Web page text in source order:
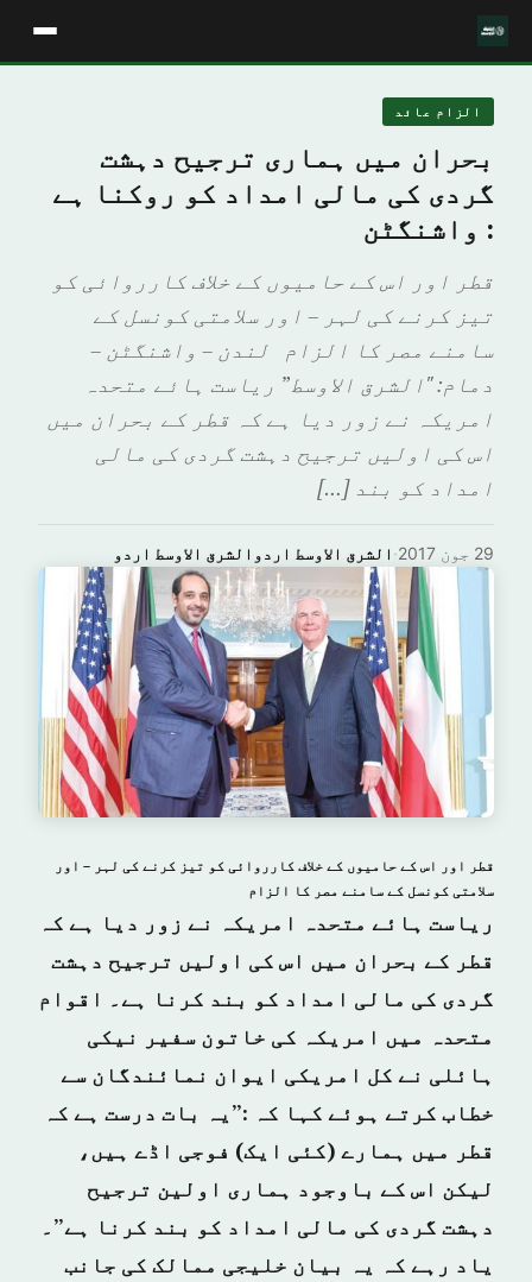
الزام عائد
بحران میں ہماری ترجیح دہشت
گردی کی مالی امداد کو روکنا ہے
: واشنگٹن
قطر اور اس کے حامیوں کے خلاف کارروائی کو
تیز کرنے کی لہر – اور سلامتی کونسل کے
سامنے مصر کا الزام لندن – واشنگٹن –
دمام: "الشرق الاوسط” ریاست ہائے متحدہ
امریکہ نے زور دیا ہے کہ قطر کے بحران میں
اس کی اولیں ترجیح دہشت گردی کی مالی
امداد کو بند […]
الشرق الاوسط اردوالشرق الاوسط اردو · 29 جون 2017
قطر اور اس کے حامیوں کے خلاف کارروائی کو تیز کرنے کی لہر – اور
سلامتی کونسل کے سامنے مصر کا الزام
ریاست ہائے متحدہ امریکہ نے زور دیا ہے کہ
قطر کے بحران میں اس کی اولیں ترجیح دہشت
گردی کی مالی امداد کو بند کرنا ہے۔ اقوام
متحدہ میں امریکہ کی خاتون سفیر نیکی
ہائلی نے کل امریکی ایوان نمائندگان سے
خطاب کرتے ہوئے کہا کہ :”یہ بات درست ہے کہ
قطر میں ہمارے (کئی ایک) فوجی اڈے ہیں،
لیکن اس کے باوجود ہماری اولین ترجیح
دہشت گردی کی مالی امداد کو بند کرنا ہے”۔
یاد رہے کہ یہ بیان خلیجی ممالک کی جانب